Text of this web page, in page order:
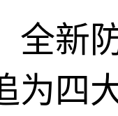
全新
为四